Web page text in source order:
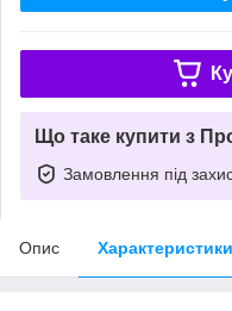
Що таке купити з
Замовлення під
Опис Характеристики